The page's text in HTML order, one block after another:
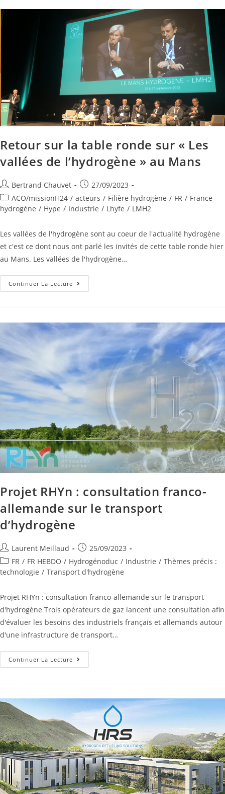
Retour sur la table ronde sur « Les
vallées de l’hydrogène » au Mans
Bertrand Chauvet
27/09/2023
ACO/missionH24 / acteurs / Filière hydrogène / FR / France
hydrogène / Hype / Industrie / Lhyfe / LMH2
Les vallées de l'hydrogène sont au coeur de l'actualité hydrogène
et c'est ce dont nous ont parlé les invités de cette table ronde hier
au Mans. Les vallées de l'hydrogène…
Continuer La Lecture
Projet RHYn : consultation franco-
allemande sur le transport
d’hydrogène
Laurent Meillaud
25/09/2023
FR / FR HEBDO / Hydrogénoduc / Industrie / Thèmes précis :
technologie / Transport d'hydrogène
Projet RHYn : consultation franco-allemande sur le transport
d'hydrogène Trois opérateurs de gaz lancent une consultation afin
d'évaluer les besoins des industriels français et allemands autour
d'une infrastructure de transport…
Continuer La Lecture